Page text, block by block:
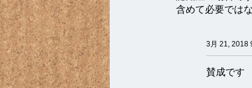
含めて必要では
3月 21, 2018
賛成です